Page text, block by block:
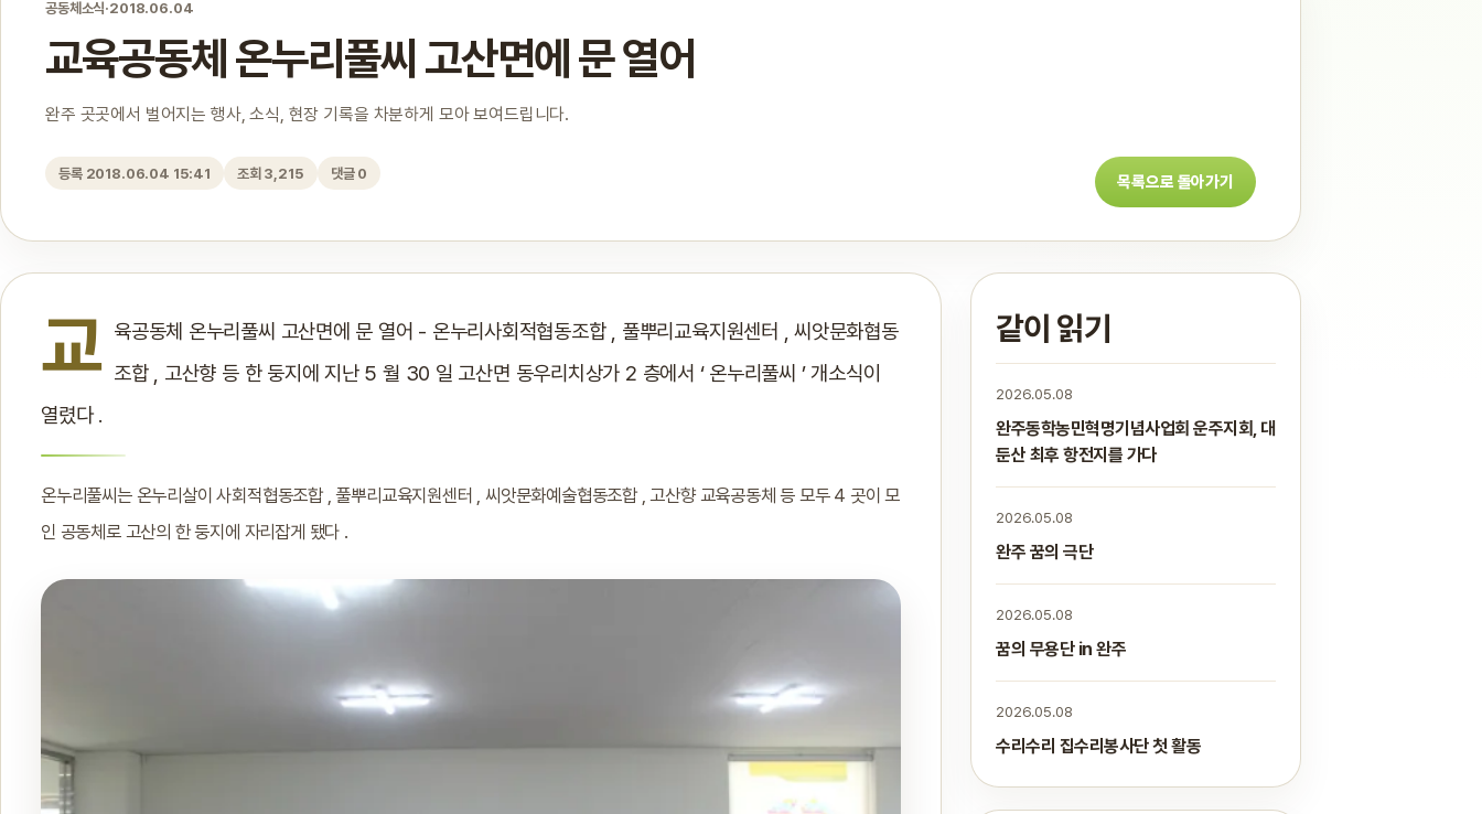
공동체소식·2018.06.04
교육공동체 온누리풀씨 고산면에 문 열어
완주 곳곳에서 벌어지는 행사, 소식, 현장 기록을 차분하게 모아 보여드립니다.
등록 2018.06.04 15:41 조회 3,215 댓글 0 목록으로 돌아가기
교 육공동체 온누리풀씨 고산면에 문 열어 - 온누리사회적협동조합 , 풀뿌리교육지원센터 , 씨앗문화협동
조합 , 고산향 등 한 둥지에 지난 5 월 30 일 고산면 동우리치상가 2 층에서 ‘ 온누리풀씨 ’ 개소식이
열렸다 .
온누리풀씨는 온누리살이 사회적협동조합 , 풀뿌리교육지원센터 , 씨앗문화예술협동조합 , 고산향 교육공동체 등 모두 4 곳이 모
인 공동체로 고산의 한 둥지에 자리잡게 됐다 .
같이 읽기
2026.05.08
완주동학농민혁명기념사업회 운주지회, 대
둔산 최후 항전지를 가다
2026.05.08
완주 꿈의 극단
2026.05.08
꿈의 무용단 in 완주
2026.05.08
수리수리 집수리봉사단 첫 활동